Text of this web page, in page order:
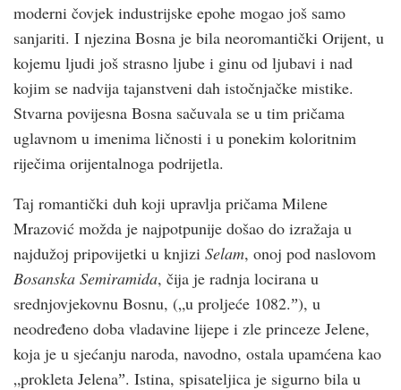
moderni čovjek industrijske epohe mogao još samo
sanjariti. I njezina Bosna je bila neoromantički Orijent, u
kojemu ljudi još strasno ljube i ginu od ljubavi i nad
kojim se nadvija tajanstveni dah istočnjačke mistike.
Stvarna povijesna Bosna sačuvala se u tim pričama
uglavnom u imenima ličnosti i u ponekim koloritnim
riječima orijentalnoga podrijetla.
Taj romantički duh koji upravlja pričama Milene
Mrazović možda je najpotpunije došao do izražaja u
najdužoj pripovijetki u knjizi Selam, onoj pod naslovom
Bosanska Semiramida, čija je radnja locirana u
srednjovjekovnu Bosnu, („u proljeće 1082.ˮ), u
neodređeno doba vladavine lijepe i zle princeze Jelene,
koja je u sjećanju naroda, navodno, ostala upamćena kao
„prokleta Jelenaˮ. Istina, spisateljica je sigurno bila u